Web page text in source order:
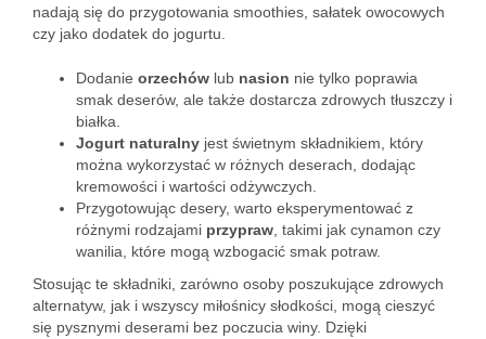
nadają się do przygotowania smoothies, sałatek owocowych
czy jako dodatek do jogurtu.
Dodanie orzechów lub nasion nie tylko poprawia
smak deserów, ale także dostarcza zdrowych tłuszczy i
białka.
Jogurt naturalny jest świetnym składnikiem, który
można wykorzystać w różnych deserach, dodając
kremowości i wartości odżywczych.
Przygotowując desery, warto eksperymentować z
różnymi rodzajami przypraw , takimi jak cynamon czy
wanilia, które mogą wzbogacić smak potraw.
Stosując te składniki, zarówno osoby poszukujące zdrowych
alternatyw, jak i wszyscy miłośnicy słodkości, mogą cieszyć
się pysznymi deserami bez poczucia winy. Dzięki